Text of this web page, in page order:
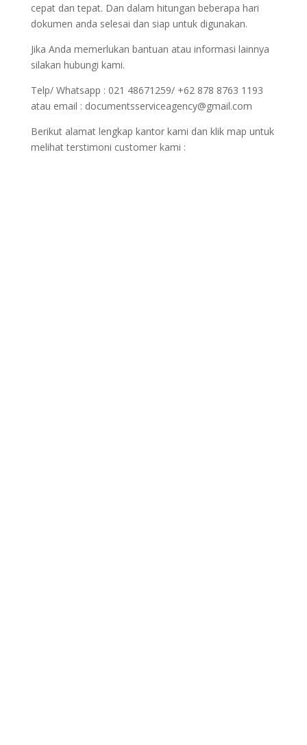
cepat dan tepat. Dan dalam hitungan beberapa hari
dokumen anda selesai dan siap untuk digunakan.
Jika Anda memerlukan bantuan atau informasi lainnya
silakan hubungi kami.
Telp/ Whatsapp : 021 48671259/ +62 878 8763 1193
atau email : documentsserviceagency@gmail.com
Berikut alamat lengkap kantor kami dan klik map untuk
melihat terstimoni customer kami :